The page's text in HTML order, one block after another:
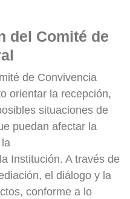
del Comité de
de Convivencia
orientar la recepción,
situaciones de
puedan afectar la
Institución. A través de
el diálogo y la
conforme a lo